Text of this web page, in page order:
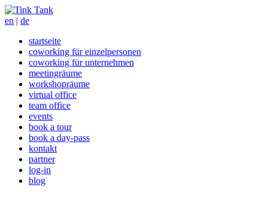
en | de
startseite
coworking für einzelpersonen
coworking für unternehmen
meetingräume
workshopräume
virtual office
team office
events
book a tour
book a day-pass
kontakt
partner
log-in
blog